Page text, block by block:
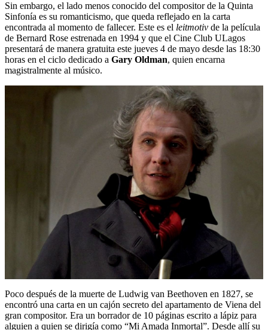
Sin embargo, el lado menos conocido del compositor de la Quinta
Sinfonía es su romanticismo, que queda reflejado en la carta
encontrada al momento de fallecer. Este es el leitmotiv de la película
de Bernard Rose estrenada en 1994 y que el Cine Club ULagos
presentará de manera gratuita este jueves 4 de mayo desde las 18:30
horas en el ciclo dedicado a Gary Oldman, quien encarna
magistralmente al músico.
Poco después de la muerte de Ludwig van Beethoven en 1827, se
encontró una carta en un cajón secreto del apartamento de Viena del
gran compositor. Era un borrador de 10 páginas escrito a lápiz para
alguien a quien se dirigía como “Mi Amada Inmortal”. Desde allí su